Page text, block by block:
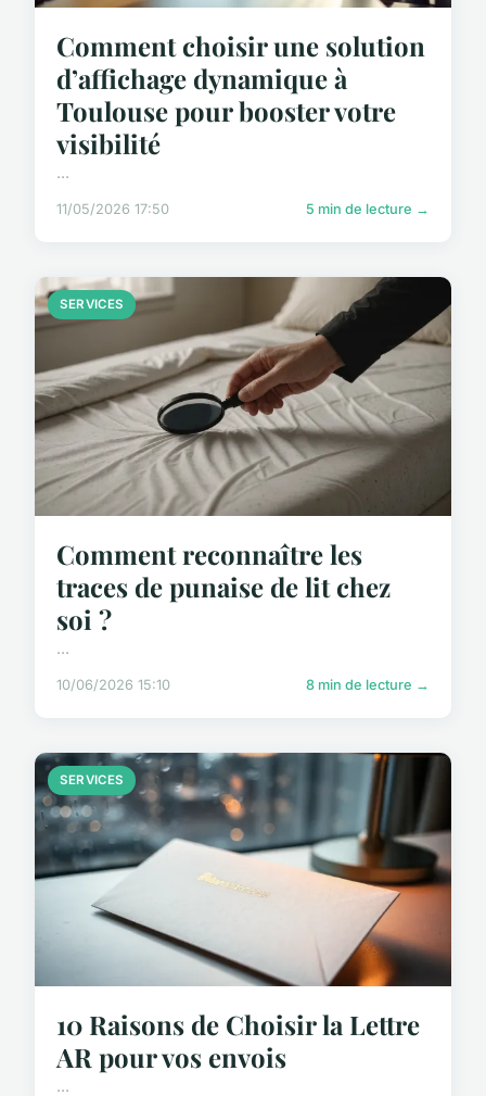
Comment choisir une solution
d’affichage dynamique à
Toulouse pour booster votre
visibilité
...
11/05/2026 17:50 5 min de lecture →
SERVICES
Comment reconnaître les
traces de punaise de lit chez
soi ?
...
10/06/2026 15:10 8 min de lecture →
SERVICES
10 Raisons de Choisir la Lettre
AR pour vos envois
...